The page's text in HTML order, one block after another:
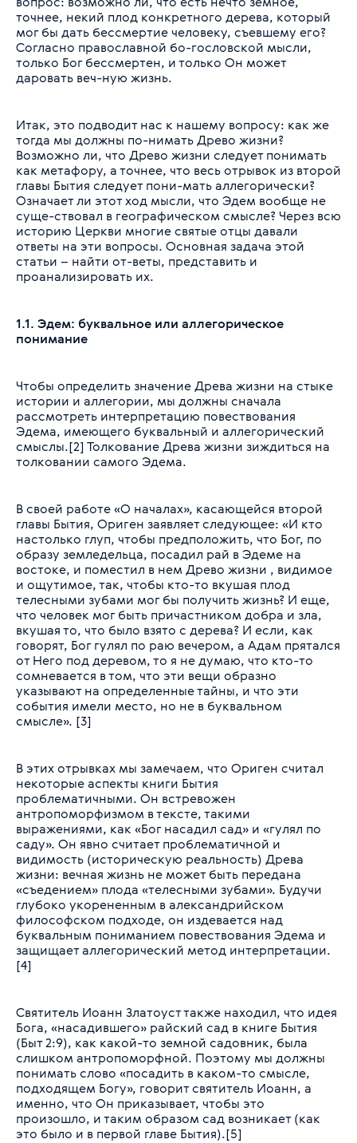
точнее, некий плод конкретного дерева, который
мог бы дать бессмертие человеку, съевшему его?
Согласно православной бо-гословской мысли,
только Бог бессмертен, и только Он может
даровать веч-ную жизнь.
Итак, это подводит нас к нашему вопросу: как же
тогда мы должны по-нимать Древо жизни?
Возможно ли, что Древо жизни следует понимать
как метафору, а точнее, что весь отрывок из второй
главы Бытия следует пони-мать аллегорически?
Означает ли этот ход мысли, что Эдем вообще не
суще-ствовал в географическом смысле? Через всю
историю Церкви многие святые отцы давали
ответы на эти вопросы. Основная задача этой
статьи – найти от-веты, представить и
проанализировать их.
1.1. Эдем: буквальное или аллегорическое
понимание
Чтобы определить значение Древа жизни на стыке
истории и аллегории, мы должны сначала
рассмотреть интерпретацию повествования
Эдема, имеющего буквальный и аллегорический
смыслы.[2] Толкование Древа жизни зиждиться на
толковании самого Эдема.
В своей работе «О началах», касающейся второй
главы Бытия, Ориген заявляет следующее: «И кто
настолько глуп, чтобы предположить, что Бог, по
образу земледельца, посадил рай в Эдеме на
востоке, и поместил в нем Древо жизни , видимое
и ощутимое, так, чтобы кто-то вкушая плод
телесными зубами мог бы получить жизнь? И еще,
что человек мог быть причастником добра и зла,
вкушая то, что было взято с дерева? И если, как
говорят, Бог гулял по раю вечером, а Адам прятался
от Него под деревом, то я не думаю, что кто-то
сомневается в том, что эти вещи образно
указывают на определенные тайны, и что эти
события имели место, но не в буквальном
смысле». [3]
В этих отрывках мы замечаем, что Ориген считал
некоторые аспекты книги Бытия
проблематичными. Он встревожен
антропоморфизмом в тексте, такими
выражениями, как «Бог насадил сад» и «гулял по
саду». Он явно считает проблематичной и
видимость (историческую реальность) Древа
жизни: вечная жизнь не может быть передана
«съедением» плода «телесными зубами». Будучи
глубоко укорененным в александрийском
философском подходе, он издевается над
буквальным пониманием повествования Эдема и
защищает аллегорический метод интерпретации.
[4]
Святитель Иоанн Златоуст также находил, что идея
Бога, «насадившего» райский сад в книге Бытия
(Быт 2:9), как какой-то земной садовник, была
слишком антропоморфной. Поэтому мы должны
понимать слово «посадить в каком-то смысле,
подходящем Богу», говорит святитель Иоанн, а
именно, что Он приказывает, чтобы это
произошло, и таким образом сад возникает (как
это было и в первой главе Бытия).[5]